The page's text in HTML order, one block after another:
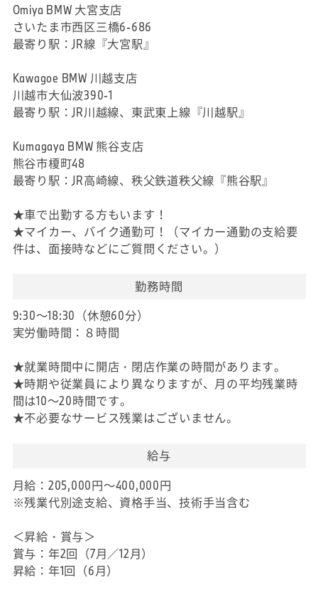
Omiya BMW 大宮支店
さいたま市西区三橋6-686
最寄り駅：JR線『大宮駅』
Kawagoe BMW 川越支店
川越市大仙波390-1
最寄り駅：JR川越線、東武東上線『川越駅』
Kumagaya BMW 熊谷支店
熊谷市榎町48
最寄り駅：JR高崎線、秩父鉄道秩父線『熊谷駅』
★車で出勤する方もいます！
★マイカー、バイク通勤可！（マイカー通勤の支給要
件は、面接時などにご質問ください。）
勤務時間
9:30～18:30（休憩60分）
実労働時間：８時間
★就業時間中に開店・閉店作業の時間があります。
★時期や従業員により異なりますが、月の平均残業時
間は10～20時間です。
★不必要なサービス残業はございません。
給与
月給：205,000円～400,000円
※残業代別途支給、資格手当、技術手当含む
＜昇給・賞与＞
賞与：年2回（7月／12月）
昇給：年1回（6月）